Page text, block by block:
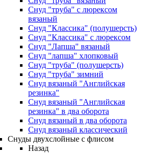
Снуд "труба" с люрексом
вязаный
Снуд "Классика" (полушерсть)
Снуд "Классика" с люрексом
Снуд "Лапша" вязаный
Снуд "лапша" хлопковый
Снуд "труба" (полушерсть)
Снуд "труба" зимний
Снуд вязаный "Английская
резинка"
Снуд вязаный "Английская
резинка" в два оборота
Снуд вязаный в два оборота
Снуд вязаный классический
Снуды двухслойные с флисом
Назад